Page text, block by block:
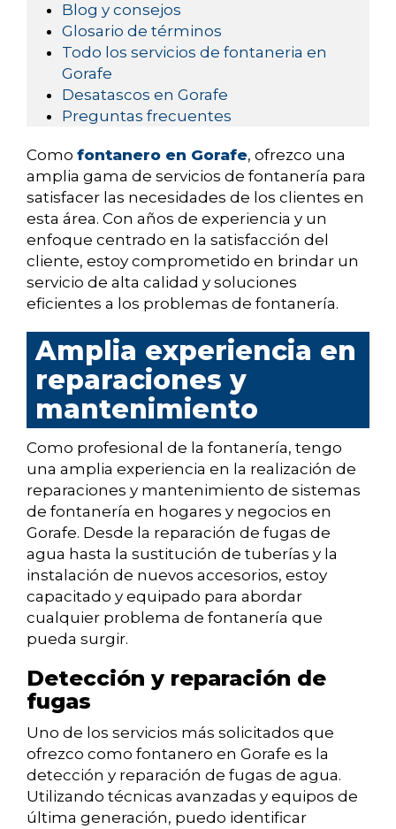
Blog y consejos
Glosario de términos
Todo los servicios de fontaneria en
Gorafe
Desatascos en Gorafe
Preguntas frecuentes
Como fontanero en Gorafe, ofrezco una
amplia gama de servicios de fontanería para
satisfacer las necesidades de los clientes en
esta área. Con años de experiencia y un
enfoque centrado en la satisfacción del
cliente, estoy comprometido en brindar un
servicio de alta calidad y soluciones
eficientes a los problemas de fontanería.
Amplia experiencia en
reparaciones y
mantenimiento
Como profesional de la fontanería, tengo
una amplia experiencia en la realización de
reparaciones y mantenimiento de sistemas
de fontanería en hogares y negocios en
Gorafe. Desde la reparación de fugas de
agua hasta la sustitución de tuberías y la
instalación de nuevos accesorios, estoy
capacitado y equipado para abordar
cualquier problema de fontanería que
pueda surgir.
Detección y reparación de
fugas
Uno de los servicios más solicitados que
ofrezco como fontanero en Gorafe es la
detección y reparación de fugas de agua.
Utilizando técnicas avanzadas y equipos de
última generación, puedo identificar